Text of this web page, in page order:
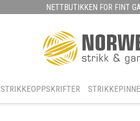
NETTBUTIKKEN FOR FINT
STRIKKEOPPSKRIFTER